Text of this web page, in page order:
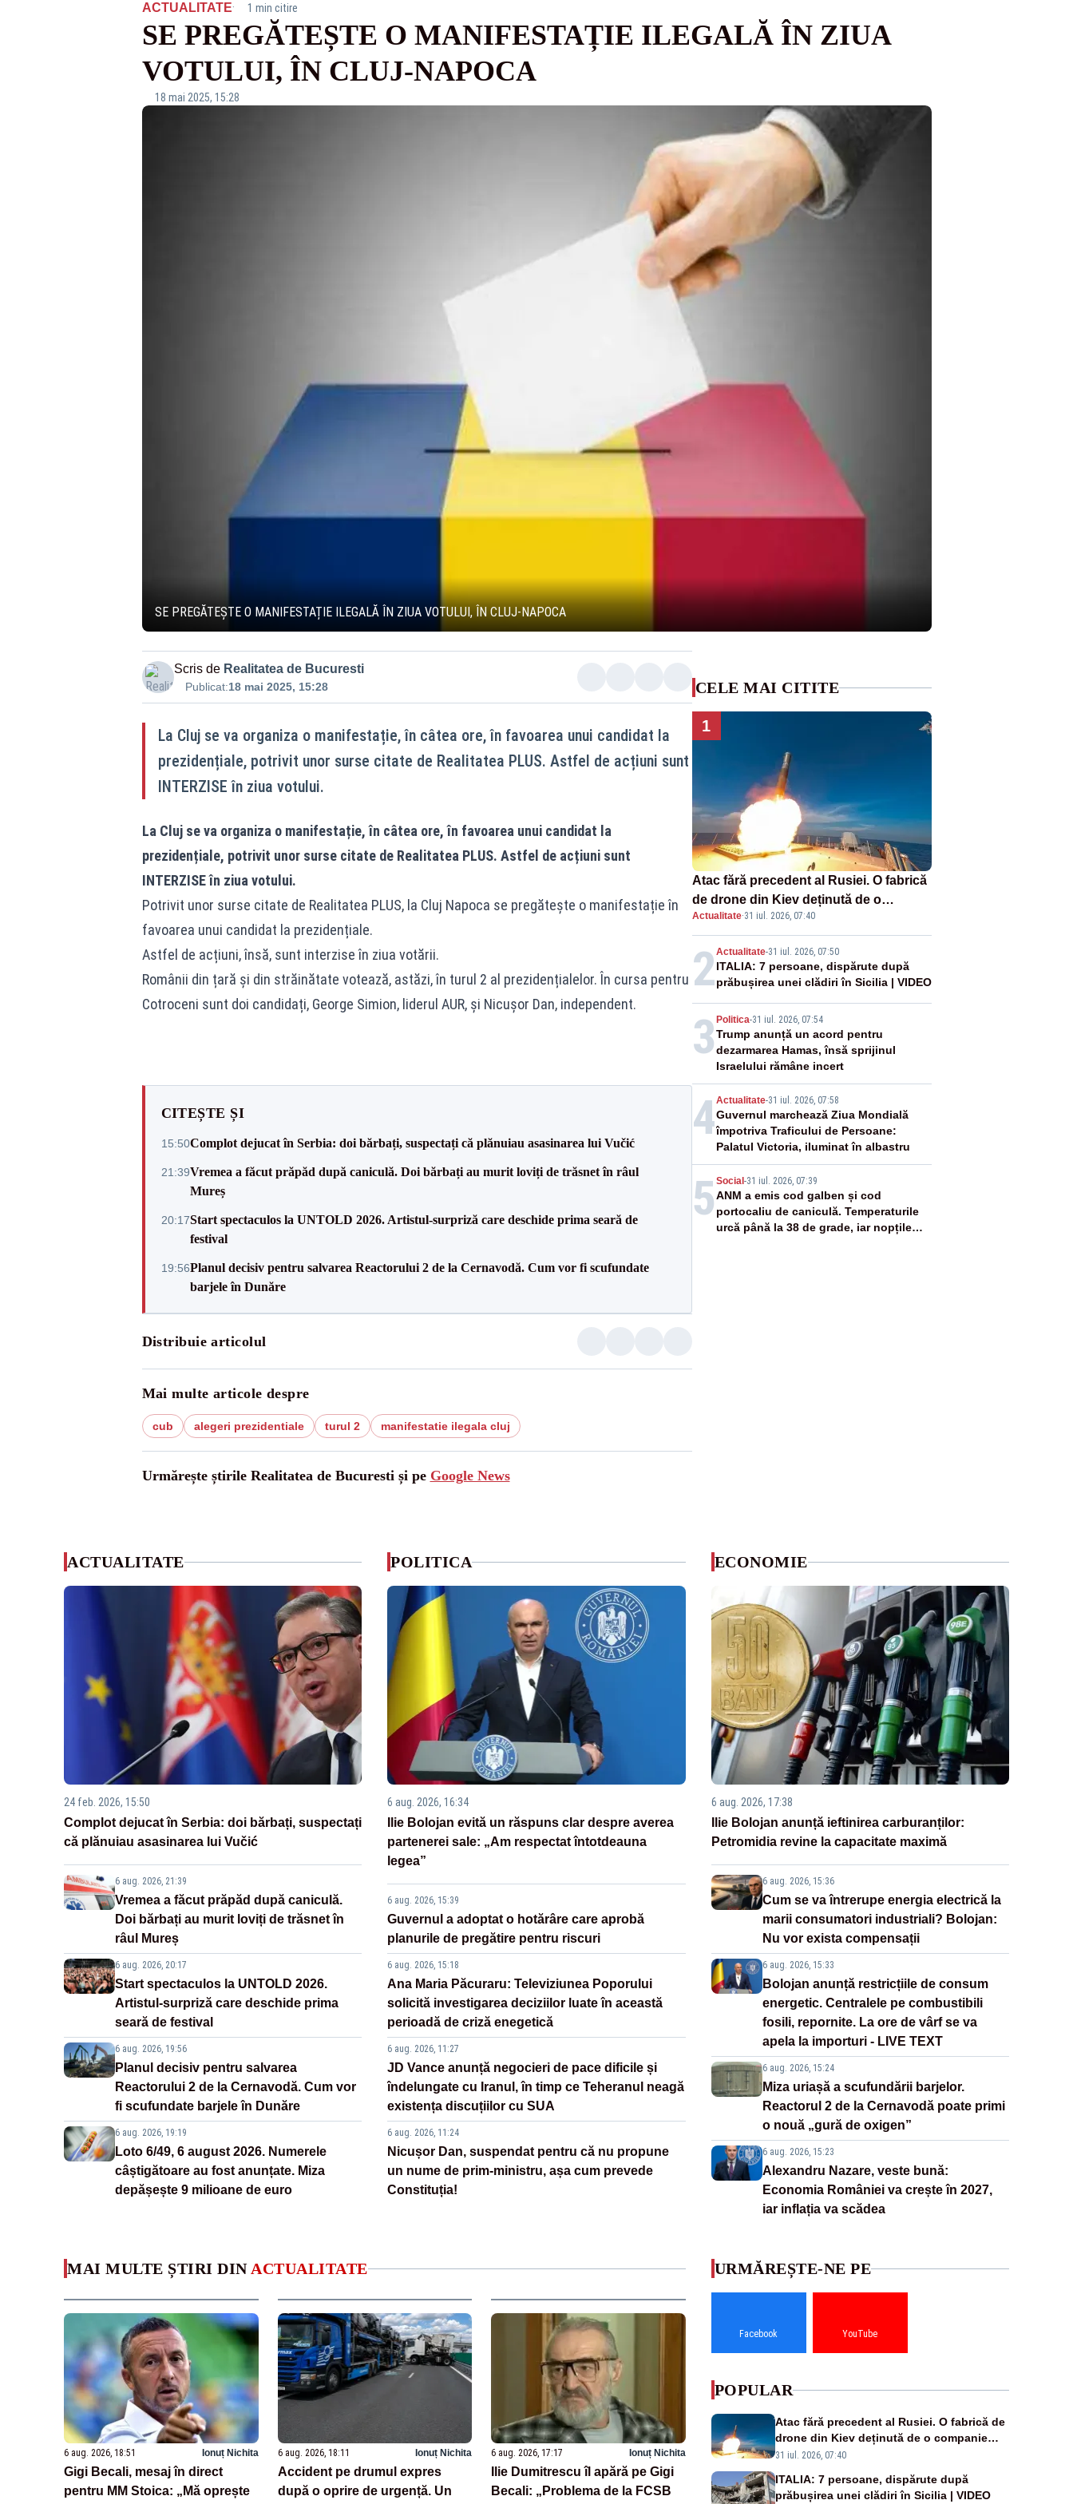
ACTUALITATE· 1 min citire
SE PREGĂTEȘTE O MANIFESTAȚIE ILEGALĂ ÎN ZIUA
VOTULUI, ÎN CLUJ-NAPOCA
18 mai 2025, 15:28
SE PREGĂTEȘTE O MANIFESTAȚIE ILEGALĂ ÎN ZIUA VOTULUI, ÎN CLUJ-NAPOCA
Scris de Realitatea de Bucuresti
Publicat:18 mai 2025, 15:28
La Cluj se va organiza o manifestație, în câtea ore, în favoarea unui candidat la
prezidențiale, potrivit unor surse citate de Realitatea PLUS. Astfel de acțiuni sunt
INTERZISE în ziua votului.
La Cluj se va organiza o manifestație, în câtea ore, în favoarea unui candidat la
prezidențiale, potrivit unor surse citate de Realitatea PLUS. Astfel de acțiuni sunt
INTERZISE în ziua votului.
Potrivit unor surse citate de Realitatea PLUS, la Cluj Napoca se pregătește o manifestație în
favoarea unui candidat la prezidențiale.
Astfel de acțiuni, însă, sunt interzise în ziua votării.
Românii din țară și din străinătate votează, astăzi, în turul 2 al prezidențialelor. În cursa pentru
Cotroceni sunt doi candidați, George Simion, liderul AUR, și Nicușor Dan, independent.
CITEȘTE ȘI
15:50Complot dejucat în Serbia: doi bărbați, suspectați că plănuiau asasinarea lui Vučić
21:39Vremea a făcut prăpăd după caniculă. Doi bărbați au murit loviți de trăsnet în râul
Mureș
20:17Start spectaculos la UNTOLD 2026. Artistul-surpriză care deschide prima seară de
festival
19:56Planul decisiv pentru salvarea Reactorului 2 de la Cernavodă. Cum vor fi scufundate
barjele în Dunăre
Distribuie articolul
Mai multe articole despre
cub alegeri prezidentiale turul 2 manifestatie ilegala cluj
Urmărește știrile Realitatea de Bucuresti și pe Google News
CELE MAI CITITE
1
Atac fără precedent al Rusiei. O fabrică
de drone din Kiev deținută de o
companie americană, distrusă de o
rachetă rusească
Actualitate·31 iul. 2026, 07:40
2Actualitate-31 iul. 2026, 07:50
ITALIA: 7 persoane, dispărute după
prăbușirea unei clădiri în Sicilia | VIDEO
3 Politica-31 iul. 2026, 07:54
Trump anunță un acord pentru
dezarmarea Hamas, însă sprijinul
Israelului rămâne incert
4Actualitate-31 iul. 2026, 07:58
Guvernul marchează Ziua Mondială
împotriva Traficului de Persoane:
Palatul Victoria, iluminat în albastru
5 Social -31 iul. 2026, 07:39
ANM a emis cod galben și cod
portocaliu de caniculă. Temperaturile
urcă până la 38 de grade, iar nopțile
ACTUALITATE
24 feb. 2026, 15:50
Complot dejucat în Serbia: doi bărbați, suspectați
că plănuiau asasinarea lui Vučić
6 aug. 2026, 21:39
Vremea a făcut prăpăd după caniculă.
Doi bărbați au murit loviți de trăsnet în
râul Mureș
6 aug. 2026, 20:17
Start spectaculos la UNTOLD 2026.
Artistul-surpriză care deschide prima
seară de festival
6 aug. 2026, 19:56
Planul decisiv pentru salvarea
Reactorului 2 de la Cernavodă. Cum vor
fi scufundate barjele în Dunăre
6 aug. 2026, 19:19
Loto 6/49, 6 august 2026. Numerele
câștigătoare au fost anunțate. Miza
depășește 9 milioane de euro
POLITICA
6 aug. 2026, 16:34
Ilie Bolojan evită un răspuns clar despre averea
partenerei sale: „Am respectat întotdeauna
legea”
6 aug. 2026, 15:39
Guvernul a adoptat o hotărâre care aprobă
planurile de pregătire pentru riscuri
6 aug. 2026, 15:18
Ana Maria Păcuraru: Televiziunea Poporului
solicită investigarea deciziilor luate în această
perioadă de criză enegetică
6 aug. 2026, 11:27
JD Vance anunță negocieri de pace dificile și
îndelungate cu Iranul, în timp ce Teheranul neagă
existența discuțiilor cu SUA
6 aug. 2026, 11:24
Nicușor Dan, suspendat pentru că nu propune
un nume de prim-ministru, așa cum prevede
Constituția!
ECONOMIE
6 aug. 2026, 17:38
Ilie Bolojan anunță ieftinirea carburanților:
Petromidia revine la capacitate maximă
6 aug. 2026, 15:36
Cum se va întrerupe energia electrică la
marii consumatori industriali? Bolojan:
Nu vor exista compensații
6 aug. 2026, 15:33
Bolojan anunță restricțiile de consum
energetic. Centralele pe combustibili
fosili, repornite. La ore de vârf se va
apela la importuri - LIVE TEXT
6 aug. 2026, 15:24
Miza uriașă a scufundării barjelor.
Reactorul 2 de la Cernavodă poate primi
o nouă „gură de oxigen”
6 aug. 2026, 15:23
Alexandru Nazare, veste bună:
Economia României va crește în 2027,
iar inflația va scădea
MAI MULTE ȘTIRI DIN ACTUALITATE
6 aug. 2026, 18:51 Ionuț Nichita
Gigi Becali, mesaj în direct
pentru MM Stoica: „Mă oprește
6 aug. 2026, 18:11 Ionuț Nichita
Accident pe drumul expres
după o oprire de urgență. Un
6 aug. 2026, 17:17 Ionuț Nichita
Ilie Dumitrescu îl apără pe Gigi
Becali: „Problema de la FCSB
URMĂREȘTE-NE PE
Facebook YouTube
POPULAR
Atac fără precedent al Rusiei. O fabrică de
drone din Kiev deținută de o companie
americană, distrusă de o rachetă rusească
31 iul. 2026, 07:40
ITALIA: 7 persoane, dispărute după
prăbușirea unei clădiri în Sicilia | VIDEO